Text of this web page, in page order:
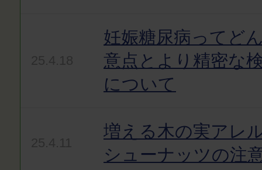
妊娠糖尿病ってど
意点とより精密な
について
増える木の実アレ
シューナッツの注